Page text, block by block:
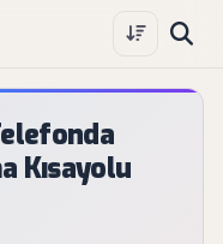
Kısayolu